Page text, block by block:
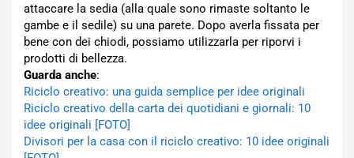
attaccare la sedia (alla quale sono rimaste soltanto le
gambe e il sedile) su una parete. Dopo averla fissata per
bene con dei chiodi, possiamo utilizzarla per riporvi i
prodotti di bellezza.
Guarda anche:
Riciclo creativo: una guida semplice per idee originali
Riciclo creativo della carta dei quotidiani e giornali: 10
idee originali [FOTO]
Divisori per la casa con il riciclo creativo: 10 idee originali